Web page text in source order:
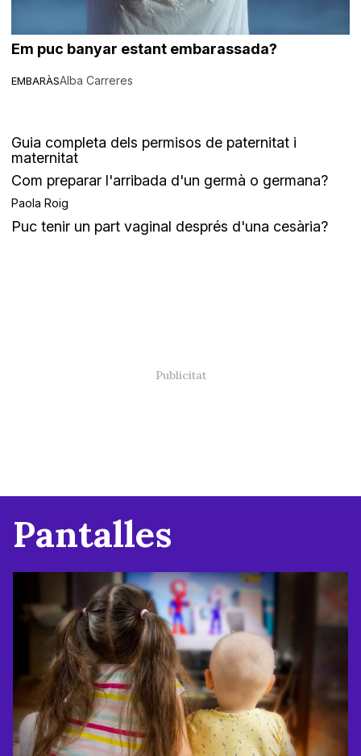
EMBARÀS
Em puc banyar estant embarassada?
Alba Carreres
Guia completa dels permisos de paternitat i
maternitat
Com preparar l'arribada d'un germà o germana?
Paola Roig
Puc tenir un part vaginal després d'una cesària?
Pantalles